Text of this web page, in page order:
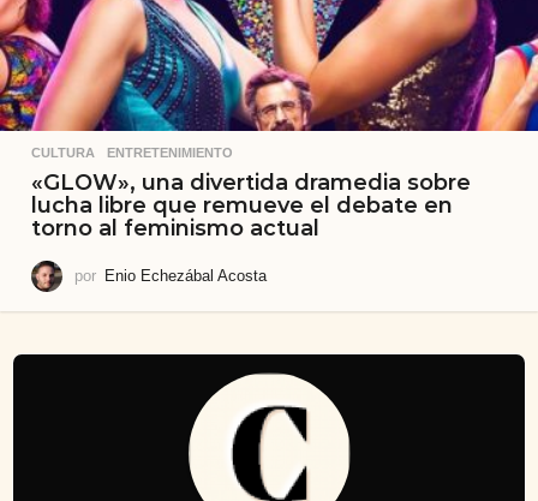
CULTURA ,ENTRETENIMIENTO
«GLOW», una divertida dramedia sobre
lucha libre que remueve el debate en
torno al feminismo actual
por Enio Echezábal Acosta